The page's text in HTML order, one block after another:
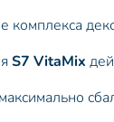
комплекса
S7 VitaMix